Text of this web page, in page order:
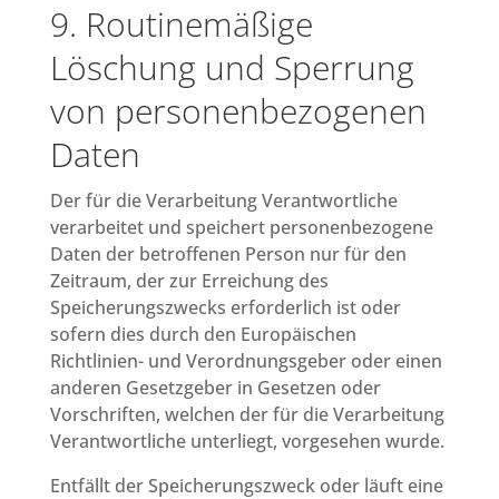
9. Routinemäßige
Löschung und Sperrung
von personenbezogenen
Daten
Der für die Verarbeitung Verantwortliche
verarbeitet und speichert personenbezogene
Daten der betroffenen Person nur für den
Zeitraum, der zur Erreichung des
Speicherungszwecks erforderlich ist oder
sofern dies durch den Europäischen
Richtlinien- und Verordnungsgeber oder einen
anderen Gesetzgeber in Gesetzen oder
Vorschriften, welchen der für die Verarbeitung
Verantwortliche unterliegt, vorgesehen wurde.
Entfällt der Speicherungszweck oder läuft eine